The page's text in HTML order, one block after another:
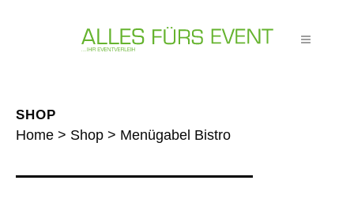
SHOP
Home > Shop > Menügabel Bistro